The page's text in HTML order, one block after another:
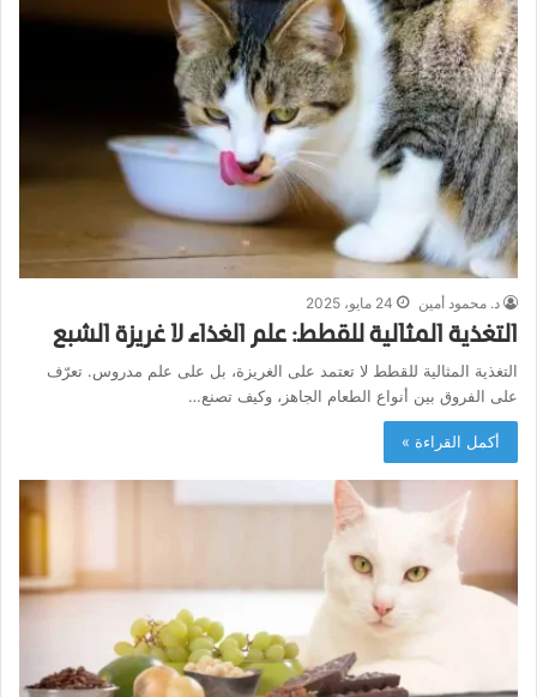
د. محمود أمين 24 مايو، 2025
التغذية المثالية للقطط: علم الغذاء لا غريزة الشبع
التغذية المثالية للقطط لا تعتمد على الغريزة، بل على علم مدروس. تعرّف
على الفروق بين أنواع الطعام الجاهز، وكيف تصنع…
أكمل القراءة »